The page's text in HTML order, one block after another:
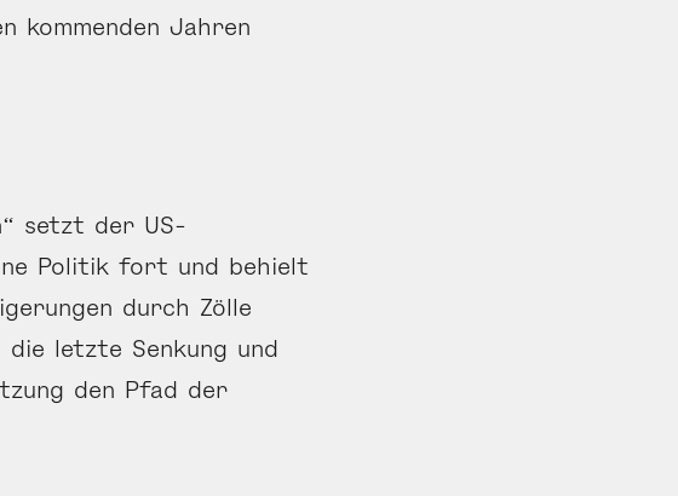
kommenden Jahren
setzt der US-
Politik fort und behielt
durch Zölle
letzte Senkung und
den Pfad der